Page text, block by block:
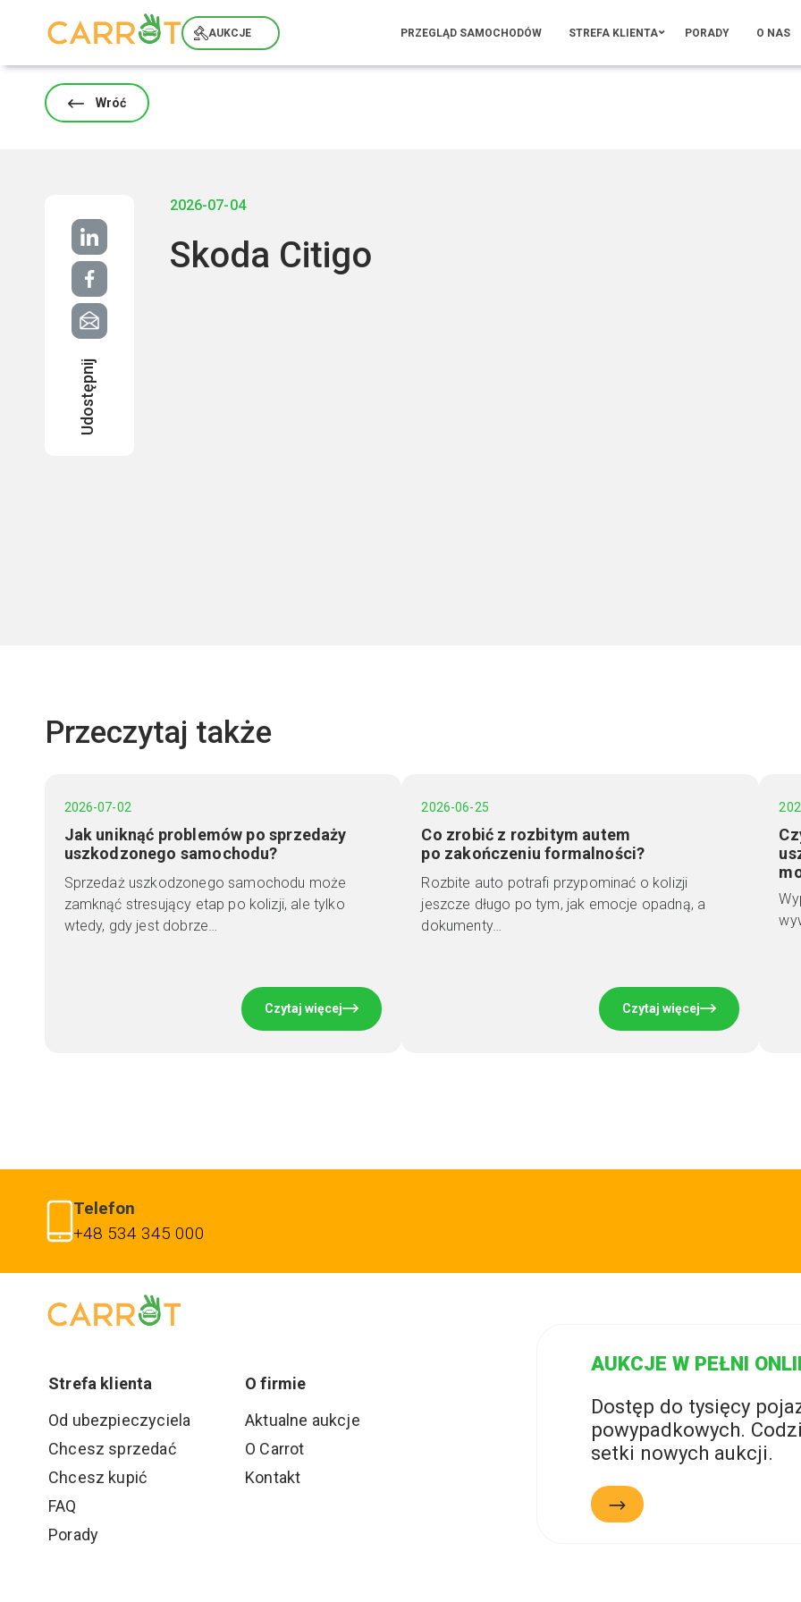
AUKCJE PRZEGLĄD SAMOCHODÓW STREFA KLIENTA PORADY O NAS
Wróć
2026-07-04
Skoda Citigo
Przeczytaj także
2026-07-02
Jak uniknąć problemów po sprzedaży
uszkodzonego samochodu?
Sprzedaż uszkodzonego samochodu może
zamknąć stresujący etap po kolizji, ale tylko
wtedy, gdy jest dobrze…
Czytaj więcej
2026-06-25
Co zrobić z rozbitym autem
po zakończeniu formalności?
Rozbite auto potrafi przypominać o kolizji
jeszcze długo po tym, jak emocje opadną, a
dokumenty…
Czytaj więcej
Telefon
+48 534 345 000
Strefa klienta
O firmie
Od ubezpieczyciela
Chcesz sprzedać
Chcesz kupić
FAQ
Porady
Aktualne aukcje
O Carrot
Kontakt
AUKCJE W PEŁNI
Dostęp do tysięcy
powypadkowych.
setki nowych aukcji.